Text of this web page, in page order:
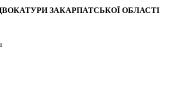
ЗАКАРПАТСЬКОЇ ОБЛАСТІ